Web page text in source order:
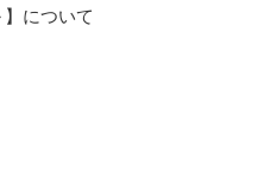
について